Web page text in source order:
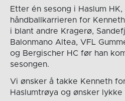
Etter én sesong i Haslum
håndballkarrieren for
i blant andre Kragerø,
Balonmano Altea, VFL
og Bergischer HC før han
sesongen.
Vi ønsker å takke Kenneth
Haslumtrøya og ønsker